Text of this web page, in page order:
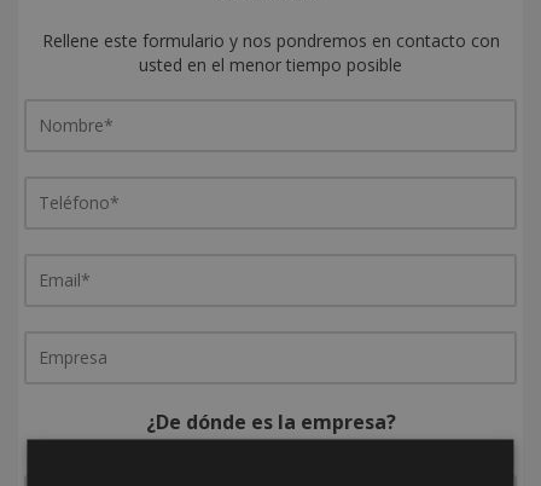
Rellene este formulario y nos pondremos en contacto con
usted en el menor tiempo posible
¿De dónde es la empresa?